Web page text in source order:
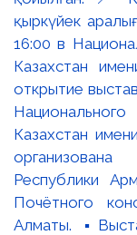
қыркүйек
16:00 в
Казахстан
открытие
Казахстан
Республики
Почётного
Алматы.